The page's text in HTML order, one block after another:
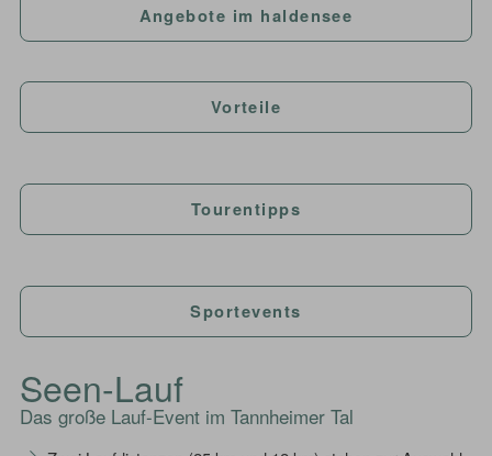
Angebote im haldensee
Vorteile
Tourentipps
Sportevents
Seen-Lauf
Das große Lauf-Event im Tannheimer Tal